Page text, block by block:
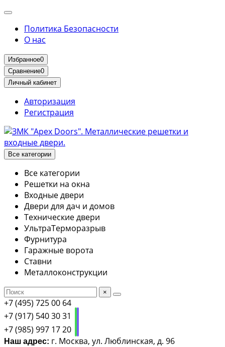
Политика Безопасности
О нас
Избранное0
Сравнение0
Личный кабинет
Авторизация
Регистрация
Все категории
Все категории
Решетки на окна
Входные двери
Двери для дач и домов
Технические двери
УльтраТерморазрыв
Фурнитура
Гаражные ворота
Ставни
Металлоконструкции
×
+7 (495) 725 00 64
+7 (917) 540 30 31
+7 (985) 997 17 20
Наш адрес: г. Москва, ул. Люблинская, д. 96